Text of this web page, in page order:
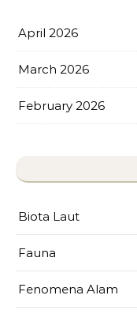
April 2026
March 2026
February 2026
Biota Laut
Fauna
Fenomena Alam